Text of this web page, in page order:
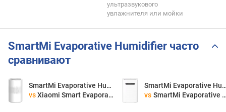
ультразвукового
увлажнителя или мойки
SmartMi Evaporative Humidifier часто
сравнивают
SmartMi Evaporative Humidifier
vs Xiaomi Smart Evaporative Humidifier
SmartMi
vs SmartMi Evaporative Humidifier 2